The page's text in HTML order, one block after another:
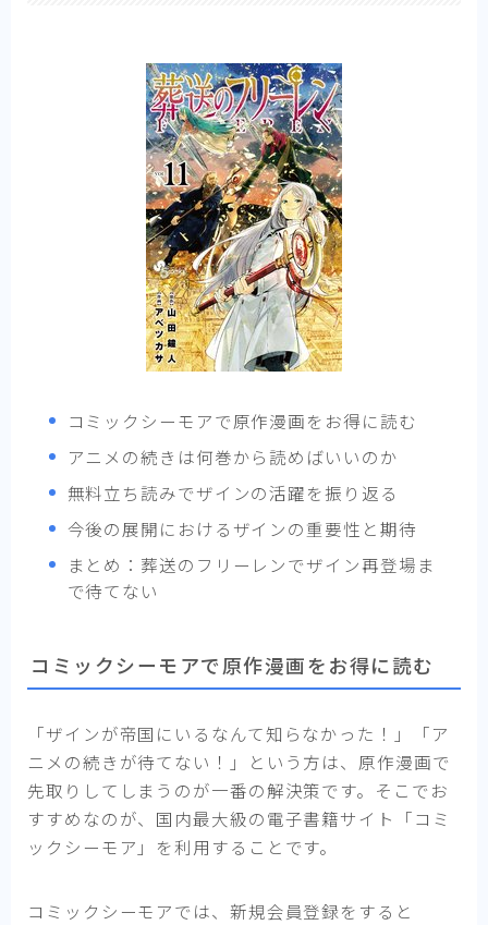
コミックシーモアで原作漫画をお得に読む
アニメの続きは何巻から読めばいいのか
無料立ち読みでザインの活躍を振り返る
今後の展開におけるザインの重要性と期待
まとめ：葬送のフリーレンでザイン再登場ま
で待てない
コミックシーモアで原作漫画をお得に読む
「ザインが帝国にいるなんて知らなかった！」「ア
ニメの続きが待てない！」という方は、原作漫画で
先取りしてしまうのが一番の解決策です。そこでお
すすめなのが、国内最大級の電子書籍サイト「コミ
ックシーモア」を利用することです。
コミックシーモアでは、新規会員登録をすると